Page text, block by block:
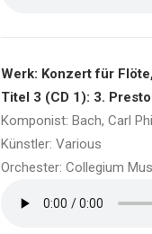
Werk: Konzert für
Titel 3 (CD 1): 3.
Komponist: Bach, Carl
Künstler: Various
Orchester: Collegium